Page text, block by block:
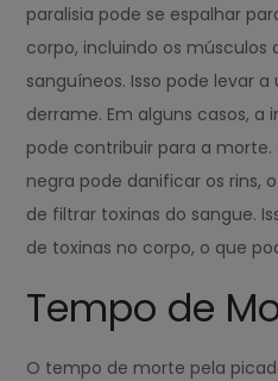
paralisia pode se espalhar
corpo, incluindo os músculos
sanguíneos. Isso pode levar
derrame. Em alguns casos,
pode contribuir para a
negra pode danificar os rins,
de filtrar toxinas do sangue.
de toxinas no corpo, o que
Tempo de
O tempo de morte pela